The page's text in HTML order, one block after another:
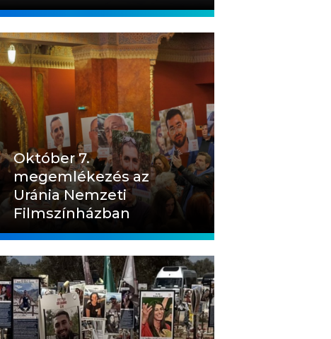
Október 7.
megemlékezés az
Uránia Nemzeti
Filmszínházban